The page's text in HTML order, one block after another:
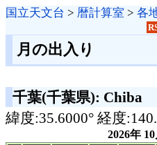
国立天文台 > 暦計算室 > 各
月の出入り
千葉(千葉県): Chiba
緯度:35.6000° 経度
2026年 10